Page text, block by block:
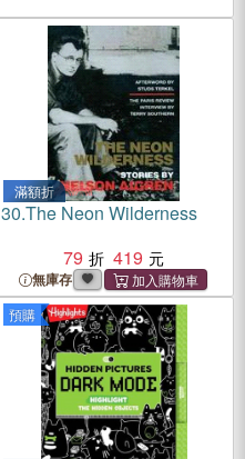
滿額折
30.The Neon Wilderness
79
419
無庫存
預購